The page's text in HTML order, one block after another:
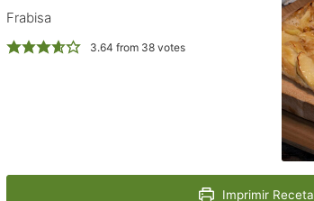
Frabisa
3.64 from 38votes
Imprimir Receta